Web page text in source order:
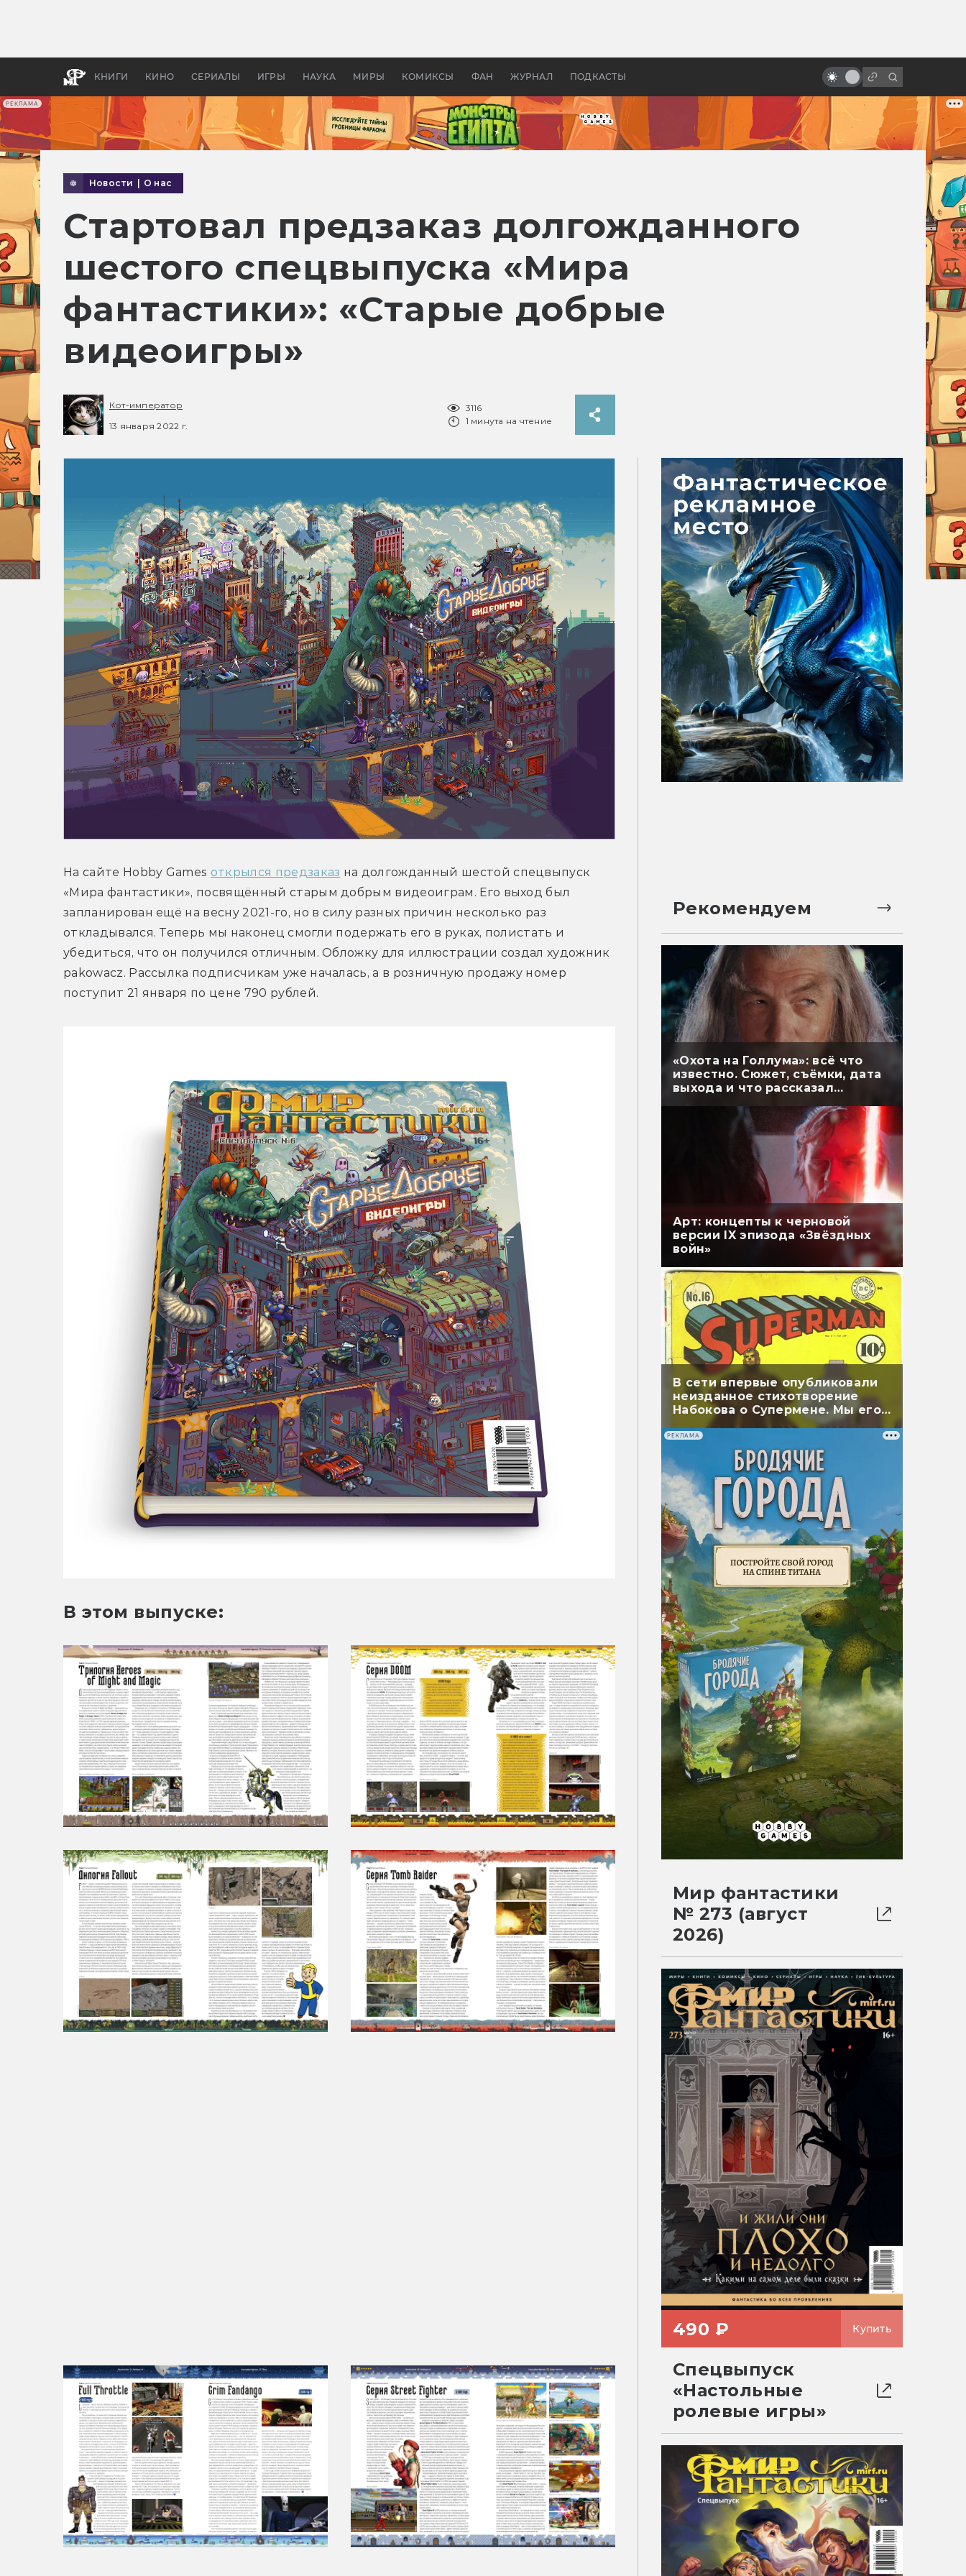
РЕКЛАМА
КНИГИ КИНО СЕРИАЛЫ ИГРЫ НАУКА МИРЫ КОМИКСЫ ФАН ЖУРНАЛ ПОДКАСТЫ
бы «Властелина колец»
Древней Грецией
фильмы себя
Новости О нас
Стартовал предзаказ долгожданного
шестого спецвыпуска «Мира
фантастики»: «Старые добрые
видеоигры»
Кот-император
13 января 2022 г.
3116
1 минута на чтение
На сайте Hobby Games открылся предзаказ на долгожданный шестой спецвыпуск
«Мира фантастики», посвящённый старым добрым видеоиграм. Его выход был
запланирован ещё на весну 2021-го, но в силу разных причин несколько раз
откладывался. Теперь мы наконец смогли подержать его в руках, полистать и
убедиться, что он получился отличным. Обложку для иллюстрации создал художник
pakowacz. Рассылка подписчикам уже началась, а в розничную продажу номер
поступит 21 января по цене 790 рублей.
В этом выпуске:
Рекомендуем
«Охота на Голлума»: всё что
известно. Сюжет, съёмки, дата
выхода и что рассказал
Арт: концепты к черновой
версии IX эпизода «Звёздных
войн»
В сети впервые опубликовали
неизданное стихотворение
Набокова о Супермене. Мы его
перевели
РЕКЛАМА
Мир фантастики
№ 273 (август
2026)
490 ₽ Купить
Спецвыпуск
«Настольные
ролевые игры»